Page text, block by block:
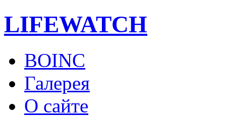
LIFEWATCH
BOINC
Галерея
О сайте